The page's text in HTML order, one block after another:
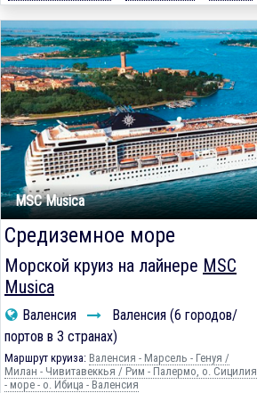
MSC Musica
Средиземное море
Морской круиз на лайнере MSC
Musica
Валенсия
Валенсия (6 городов/
портов в 3 странах)
Маршрут круиза: Валенсия - Марсель - Генуя /
Милан - Чивитавеккья / Рим - Палермо, о. Сицилия
- море - о. Ибица - Валенсия